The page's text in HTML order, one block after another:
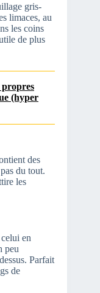
gris-
limaces, au
les coins
de plus
propres
(hyper
des
du tout.
les
en
peu
Parfait
de